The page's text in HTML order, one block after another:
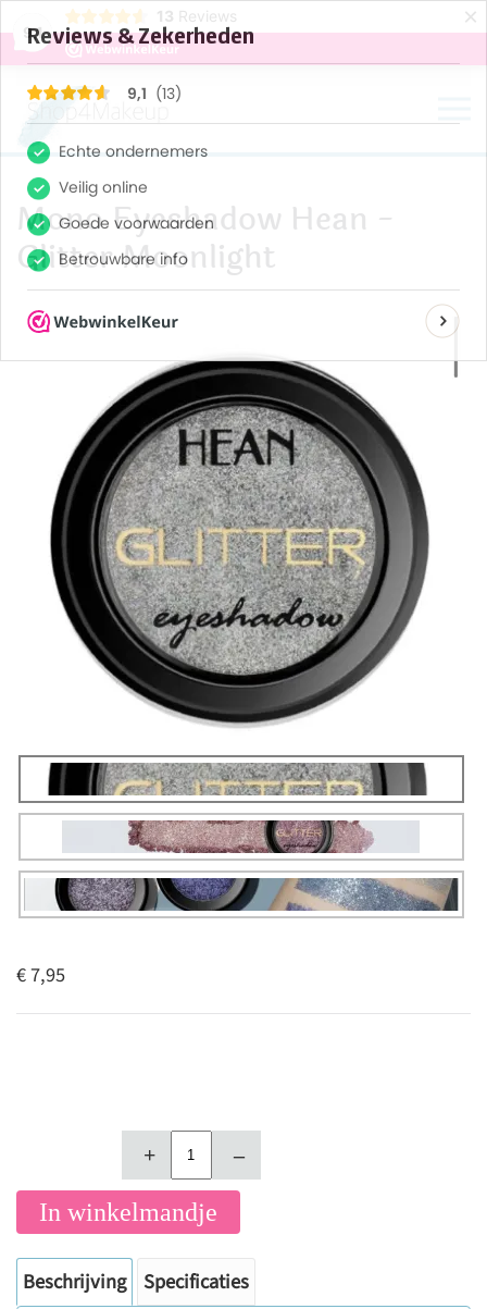
9,1
13 Reviews ×
Terug naar hoofdinhoud
Mono Eyeshadow Hean -
Glitter Moonlight
€ 7,95
+ –
In winkelmandje
Beschrijving Specificaties